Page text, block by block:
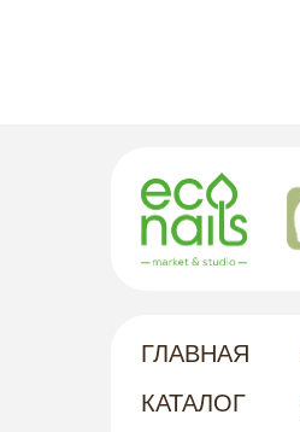
КАТАЛОГ
ГЛАВНАЯ